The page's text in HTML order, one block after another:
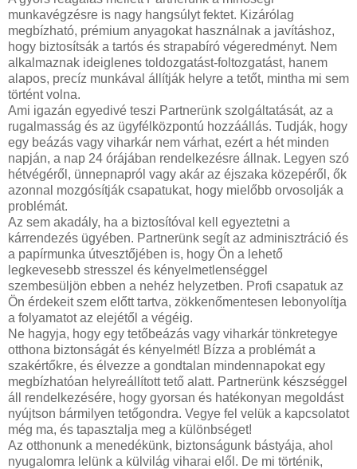
munkavégzésre is nagy hangsúlyt fektet. Kizárólag
megbízható, prémium anyagokat használnak a javításhoz,
hogy biztosítsák a tartós és strapabíró végeredményt. Nem
alkalmaznak ideiglenes toldozgatást-foltozgatást, hanem
alapos, precíz munkával állítják helyre a tetőt, mintha mi sem
történt volna.
Ami igazán egyedivé teszi Partnerünk szolgáltatását, az a
rugalmasság és az ügyfélközpontú hozzáállás. Tudják, hogy
egy beázás vagy viharkár nem várhat, ezért a hét minden
napján, a nap 24 órájában rendelkezésre állnak. Legyen szó
hétvégéről, ünnepnapról vagy akár az éjszaka közepéről, ők
azonnal mozgósítják csapatukat, hogy mielőbb orvosolják a
problémát.
Az sem akadály, ha a biztosítóval kell egyeztetni a
kárrendezés ügyében. Partnerünk segít az adminisztráció és
a papírmunka útvesztőjében is, hogy Ön a lehető
legkevesebb stresszel és kényelmetlenséggel
szembesüljön ebben a nehéz helyzetben. Profi csapatuk az
Ön érdekeit szem előtt tartva, zökkenőmentesen lebonyolítja
a folyamatot az elejétől a végéig.
Ne hagyja, hogy egy tetőbeázás vagy viharkár tönkretegye
otthona biztonságát és kényelmét! Bízza a problémát a
szakértőkre, és élvezze a gondtalan mindennapokat egy
megbízhatóan helyreállított tető alatt. Partnerünk készséggel
áll rendelkezésére, hogy gyorsan és hatékonyan megoldást
nyújtson bármilyen tetőgondra. Vegye fel velük a kapcsolatot
még ma, és tapasztalja meg a különbséget!
Az otthonunk a menedékünk, biztonságunk bástyája, ahol
nyugalomra lelünk a külvilág viharai elől. De mi történik,